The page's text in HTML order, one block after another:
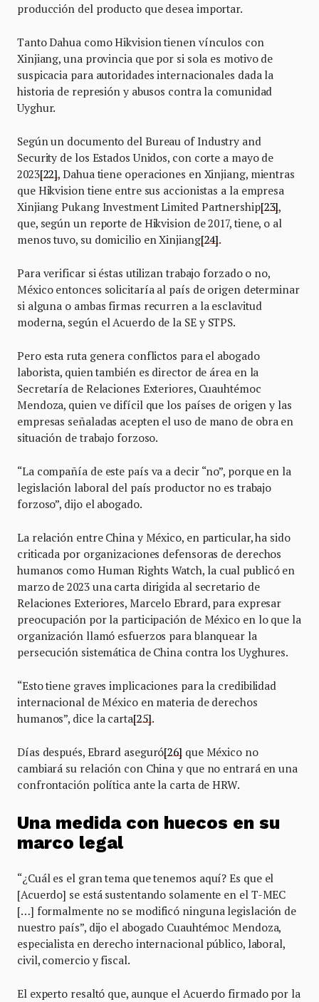
producción del producto que desea importar.
Tanto Dahua como Hikvision tienen vínculos con
Xinjiang, una provincia que por si sola es motivo de
suspicacia para autoridades internacionales dada la
historia de represión y abusos contra la comunidad
Uyghur.
Según un documento del Bureau of Industry and
Security de los Estados Unidos, con corte a mayo de
2023[22], Dahua tiene operaciones en Xinjiang, mientras
que Hikvision tiene entre sus accionistas a la empresa
Xinjiang Pukang Investment Limited Partnership[23],
que, según un reporte de Hikvision de 2017, tiene, o al
menos tuvo, su domicilio en Xinjiang[24].
Para verificar si éstas utilizan trabajo forzado o no,
México entonces solicitaría al país de origen determinar
si alguna o ambas firmas recurren a la esclavitud
moderna, según el Acuerdo de la SE y STPS.
Pero esta ruta genera conflictos para el abogado
laborista, quien también es director de área en la
Secretaría de Relaciones Exteriores, Cuauhtémoc
Mendoza, quien ve difícil que los países de origen y las
empresas señaladas acepten el uso de mano de obra en
situación de trabajo forzoso.
“La compañía de este país va a decir “no”, porque en la
legislación laboral del país productor no es trabajo
forzoso”, dijo el abogado.
La relación entre China y México, en particular, ha sido
criticada por organizaciones defensoras de derechos
humanos como Human Rights Watch, la cual publicó en
marzo de 2023 una carta dirigida al secretario de
Relaciones Exteriores, Marcelo Ebrard, para expresar
preocupación por la participación de México en lo que la
organización llamó esfuerzos para blanquear la
persecución sistemática de China contra los Uyghures.
“Esto tiene graves implicaciones para la credibilidad
internacional de México en materia de derechos
humanos”, dice la carta[25].
Días después, Ebrard aseguró[26] que México no
cambiará su relación con China y que no entrará en una
confrontación política ante la carta de HRW.
Una medida con huecos en su
marco legal
“¿Cuál es el gran tema que tenemos aquí? Es que el
[Acuerdo] se está sustentando solamente en el T-MEC
[…] formalmente no se modificó ninguna legislación de
nuestro país”, dijo el abogado Cuauhtémoc Mendoza,
especialista en derecho internacional público, laboral,
civil, comercio y fiscal.
El experto resaltó que, aunque el Acuerdo firmado por la